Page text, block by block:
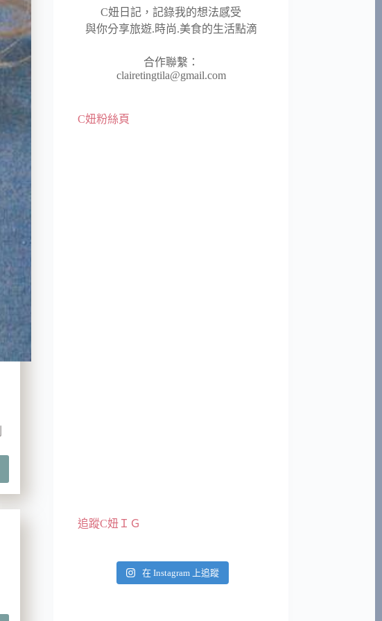
C妞日記，記錄我的想法感受
與你分享旅遊.時尚.美食的生活點滴
合作聯繫：
clairetingtila@gmail.com
C妞粉絲頁
追蹤C妞ＩＧ
在 Instagram 上追蹤